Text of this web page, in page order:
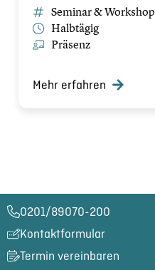
Seminar & Workshop
Halbtägig
Präsenz
Mehr erfahren
0201/89070-200​
Kontaktformular
Termin vereinbaren